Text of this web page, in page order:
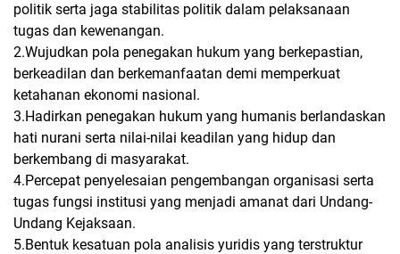
politik serta jaga stabilitas politik dalam pelaksanaan
tugas dan kewenangan.
2.Wujudkan pola penegakan hukum yang berkepastian,
berkeadilan dan berkemanfaatan demi memperkuat
ketahanan ekonomi nasional.
3.Hadirkan penegakan hukum yang humanis berlandaskan
hati nurani serta nilai-nilai keadilan yang hidup dan
berkembang di masyarakat.
4.Percepat penyelesaian pengembangan organisasi serta
tugas fungsi institusi yang menjadi amanat dari Undang-
Undang Kejaksaan.
5.Bentuk kesatuan pola analisis yuridis yang terstruktur